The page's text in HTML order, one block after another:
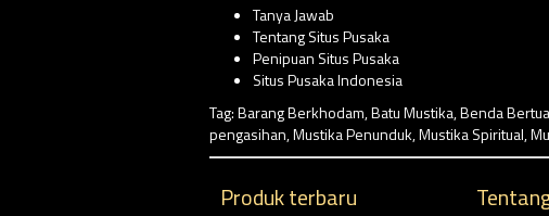
Tanya Jawab
Tentang Situs Pusaka
Penipuan Situs Pusaka
Situs Pusaka Indonesia
Tag:Barang Berkhodam,Batu Mustika,Benda
pengasihan,Mustika Penunduk,Mustika Spiritual,
Produk terbaru